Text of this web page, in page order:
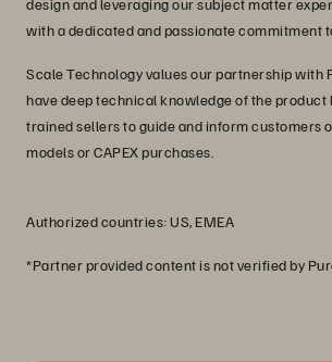
design and leveraging our subject matter
with a dedicated and passionate commitment
Scale Technology values our partnership with
have deep technical knowledge of the product
trained sellers to guide and inform customers
models or CAPEX purchases.
Authorized countries: US, EMEA
*Partner provided content is not verified by